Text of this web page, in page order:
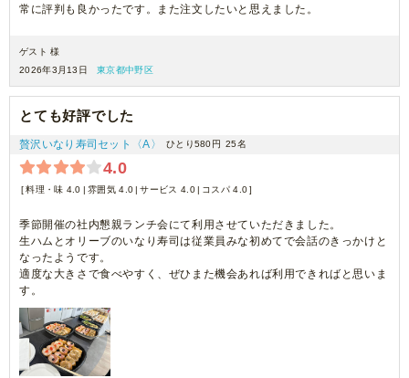
常に評判も良かったです。また注文したいと思えました。
ゲスト 様
2026年3月13日
東京都中野区
とても好評でした
贅沢いなり寿司セット〈A〉 ひとり580円 25名
4.0
料理・味 4.0 雰囲気 4.0 サービス 4.0 コスパ 4.0
季節開催の社内懇親ランチ会にて利用させていただきました。
生ハムとオリーブのいなり寿司は従業員みな初めてで会話のきっかけと
なったようです。
適度な大きさで食べやすく、ぜひまた機会あれば利用できればと思いま
す。